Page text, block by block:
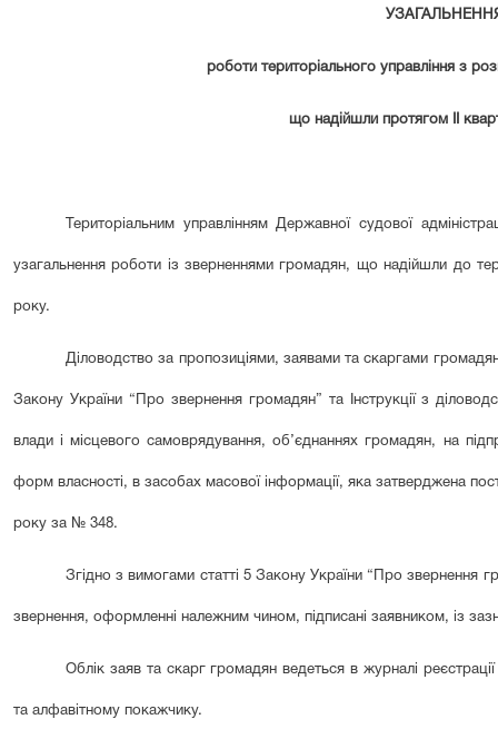
роботи територіального управління з
що надійшли протягом І
Територіальним управлінням Державної судової
узагальнення роботи із зверненнями громадян, що надійшли до
року.
Діловодство за пропозиціями, заявами та скаргами
Закону України “Про звернення громадян” та Інструкції з
влади і місцевого самоврядування, об’єднаннях громадян, на
форм власності, в засобах масової інформації, яка затверджена
року за № 348.
Згідно з вимогами статті 5 Закону України “Про звернення
звернення, оформленні належним чином, підписані заявником, із
Облік заяв та скарг громадян ведеться в журналі
та алфавітному покажчику.